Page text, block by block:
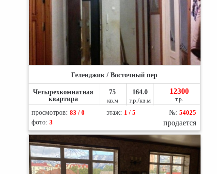
Геленджик / Восточный пер
Четырехкомнатная
квартира
75
кв.м
164.0
т.р./кв.м
12300
т.р.
просмотров:83 / 0 этаж: 1 / 5 №:54025
фото:3 продается